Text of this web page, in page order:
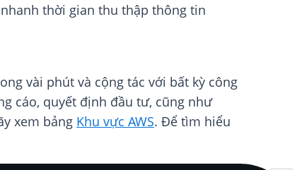
thời gian thu thập thông tin
vài phút và cộng tác với bất kỳ công
cáo, quyết định đầu tư, cũng như
xem bảng Khu vực AWS. Để tìm hiểu